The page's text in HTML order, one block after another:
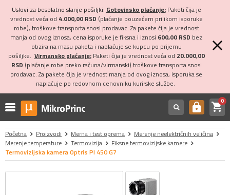
Uslovi za besplatno slanje pošiljki: Gotovinsko plaćanje:Paketi čija je
vrednost veća od 4.000,00 RSD (plaćanje pouzećem prilikom isporuke
robe), troškove transporta snosi prodavac. Za pakete čija je vrednost
manja od ovog iznosa, cena isporuke je fiksna i iznosi 600,00 RSD bez
obzira na masu paketa i naplaćuje se kupcu po prijemu
pošiljke. Virmansko plaćanje:Paketi čija je vrednost veća od 20.000,00
RSD (plaćanje robe preko računa/virmanski) troškove transporta snosi
prodavac. Za pakete čija je vrednost manja od ovog iznosa, isporuka se
naplaćuje po redovnom cenovniku kurirske službe.
https shopping_cart0
Početna Proizvodi Merna i test oprema
Merenje neelektričnih veličina
Merenje temperature
Termovizija
Fiksne termovizijske kamere
Termovizijska kamera Optris PI 450 G7